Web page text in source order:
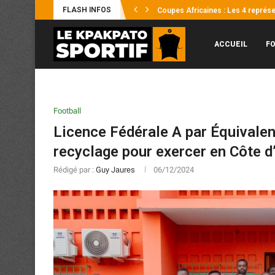
FLASH INFOS Éléphants / Hervé Renard : « Je
Mercato : Yann Diomandé, pour
Afrobasket U18 2026 : Les
UFOA-B : les Éléphanteaux
Supercoupe Félix Houphouët-
Mercato : Ousmane Diakité file en
CAN féminine 2026 : des
Sporting Club de Gagnoa : Yaya
ACCUEIL
Football
Licence Fédérale A par
recyclage pour exercer en Côte
Rédigé par : Guy Jaures 06/12/2024